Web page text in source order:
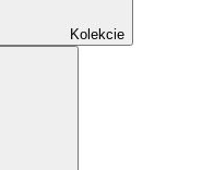
Kolekcie